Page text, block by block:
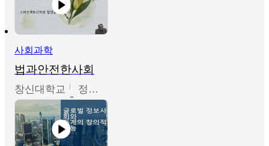
사회과학
법과안전한사회
창신대학교 정연균